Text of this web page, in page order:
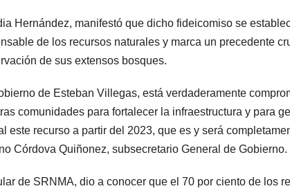
Hernández, manifestó que dicho fideicomiso se
de los recursos naturales y marca un precedente
de sus extensos bosques.
de Esteban Villegas, está verdaderamente
comunidades para fortalecer la infraestructura y para
este recurso a partir del 2023, que es y será
Córdova Quiñonez, subsecretario General de Gobierno.
de SRNMA, dio a conocer que el 70 por ciento de los